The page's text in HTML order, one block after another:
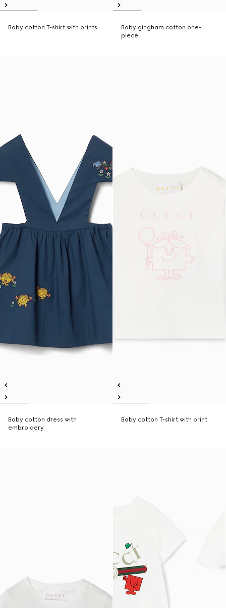
Baby cotton T-shirt with prints
Baby gingham cotton one-
piece
Baby cotton dress with
embroidery
Baby cotton T-shirt with print